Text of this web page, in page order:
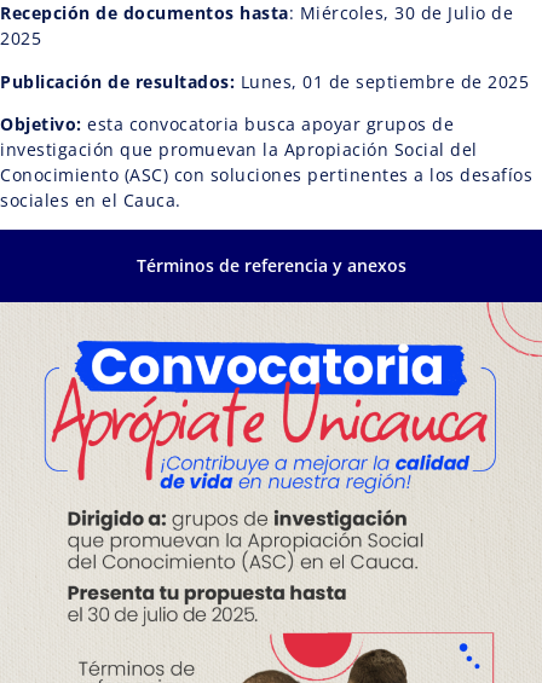
Recepción de documentos hasta: Miércoles, 30 de Julio de
2025
Publicación de resultados: Lunes, 01 de septiembre de 2025
Objetivo: esta convocatoria busca apoyar grupos de
investigación que promuevan la Apropiación Social del
Conocimiento (ASC) con soluciones pertinentes a los desafíos
sociales en el Cauca.
Términos de referencia y anexos